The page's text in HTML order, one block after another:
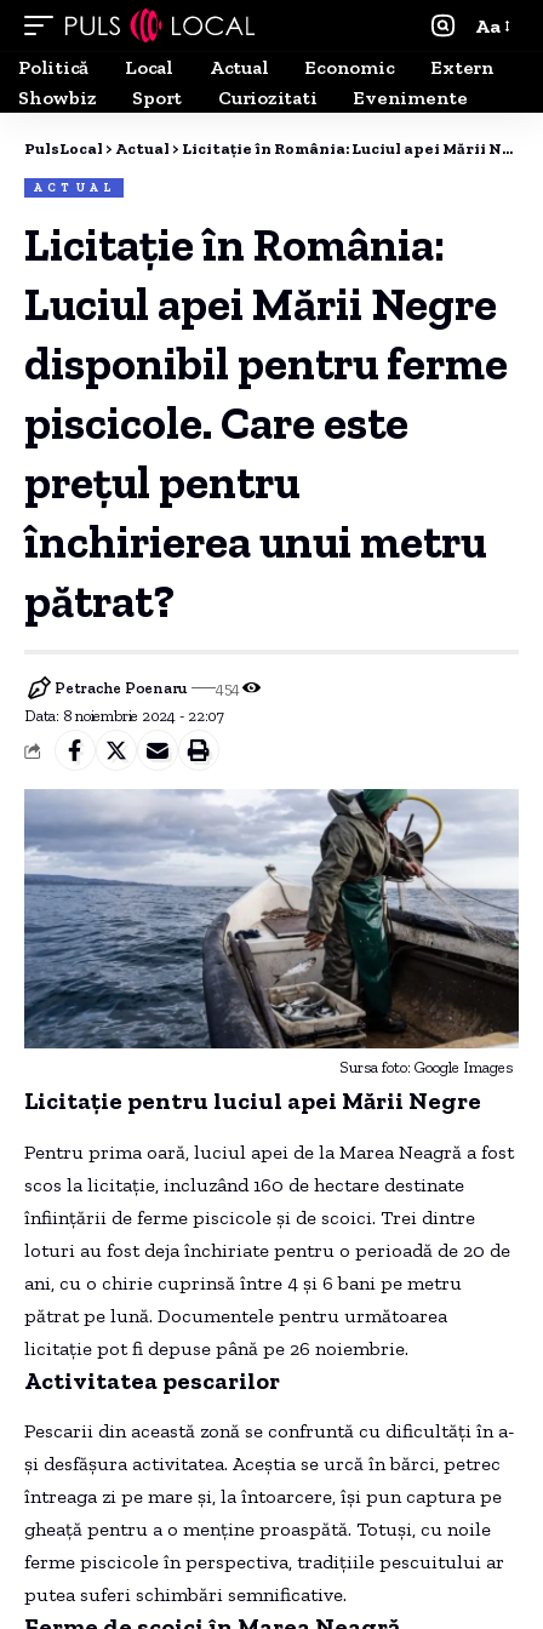
Aa
Politică
Local Actual Economic
Extern
Showbiz
Sport Curiozitati Evenimente
PulsLocal > Actual > Licitație în România: Luciul apei Mării Negre disponibil pentru ferme piscicole. Care este prețul pentru închirierea unui metru pătrat?
ACTUAL
Licitație în România:
Luciul apei Mării Negre
disponibil pentru ferme
piscicole. Care este
prețul pentru
închirierea unui metru
pătrat?
Data: 8 noiembrie 2024 - 22:07
Petrache Poenaru 454
Sursa foto: Google Images
Licitație pentru luciul apei Mării Negre
Pentru prima oară, luciul apei de la Marea Neagră a fost
scos la licitație, incluzând 160 de hectare destinate
înființării de ferme piscicole și de scoici. Trei dintre
loturi au fost deja închiriate pentru o perioadă de 20 de
ani, cu o chirie cuprinsă între 4 și 6 bani pe metru
pătrat pe lună. Documentele pentru următoarea
licitație pot fi depuse până pe 26 noiembrie.
Activitatea pescarilor
Pescarii din această zonă se confruntă cu dificultăți în a-
și desfășura activitatea. Aceștia se urcă în bărci, petrec
întreaga zi pe mare și, la întoarcere, își pun captura pe
gheață pentru a o menține proaspătă. Totuși, cu noile
ferme piscicole în perspectiva, tradițiile pescuitului ar
putea suferi schimbări semnificative.